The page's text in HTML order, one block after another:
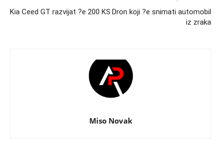
Kia Ceed GT razvijat ?e 200 KS Dron koji ?e snimati automobil
iz zraka
Miso Novak